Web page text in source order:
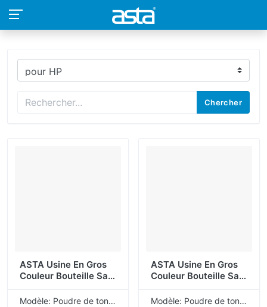
Chercher
ASTA Usine En Gros
Couleur Bouteille Sac
En Vrac CE340A
Modèle: Poudre de toner de recharge universelle
ASTA Usine En Gros
Couleur Bouteille Sac
En Vrac CE270A
Modèle: Poudre de toner de recharge universelle